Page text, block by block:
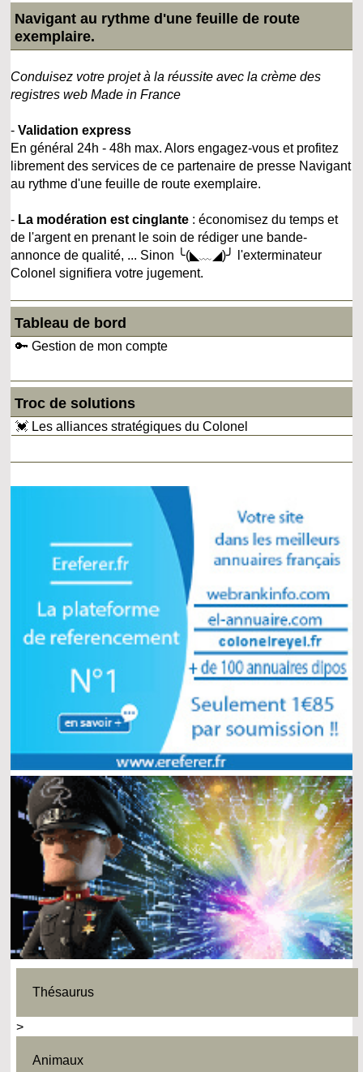
Navigant au rythme d'une feuille de route
exemplaire.
Conduisez votre projet à la réussite avec la crème des
registres web Made in France
-Validation express
En général 24h - 48h max. Alors engagez-vous et profitez
librement des services de ce partenaire de presse Navigant
au rythme d'une feuille de route exemplaire.
- La modération est cinglante : économisez du temps et
de l'argent en prenant le soin de rédiger une bande-
annonce de qualité, ... Sinon ╰(◣﹏◢)╯ l'exterminateur
Colonel signifiera votre jugement.
Tableau de bord
🔑 Gestion de mon compte
Troc de solutions
💓 Les alliances stratégiques du Colonel
Thésaurus
>
Animaux